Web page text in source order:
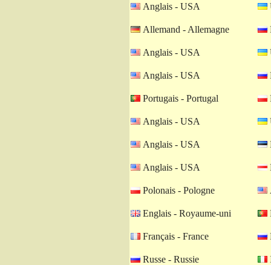
Anglais - USA
Allemand - Allemagne
Anglais - USA
Anglais - USA
Portugais - Portugal
Anglais - USA
Anglais - USA
Anglais - USA
Polonais - Pologne
Englais - Royaume-uni
Français - France
Russe - Russie